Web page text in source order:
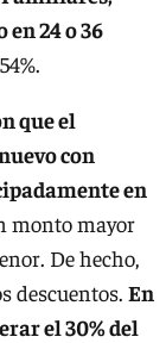
24 o 36
que el
con
en
monto mayor
De hecho,
descuentos. En
el 30% del